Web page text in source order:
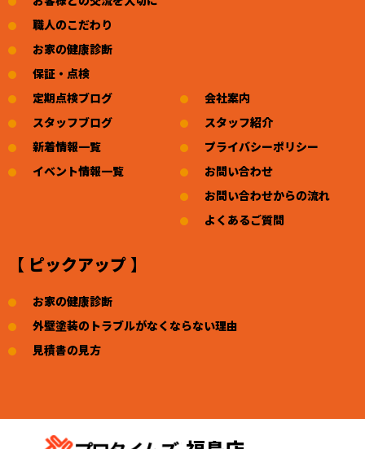
職人のこだわり
お家の健康診断
保証・点検
定期点検ブログ
スタッフブログ
新着情報一覧
イベント情報一覧
会社案内
スタッフ紹介
プライバシーポリシー
お問い合わせ
お問い合わせからの流れ
よくあるご質問
【 ピックアップ 】
お家の健康診断
外壁塗装のトラブルがなくならない理由
見積書の見方